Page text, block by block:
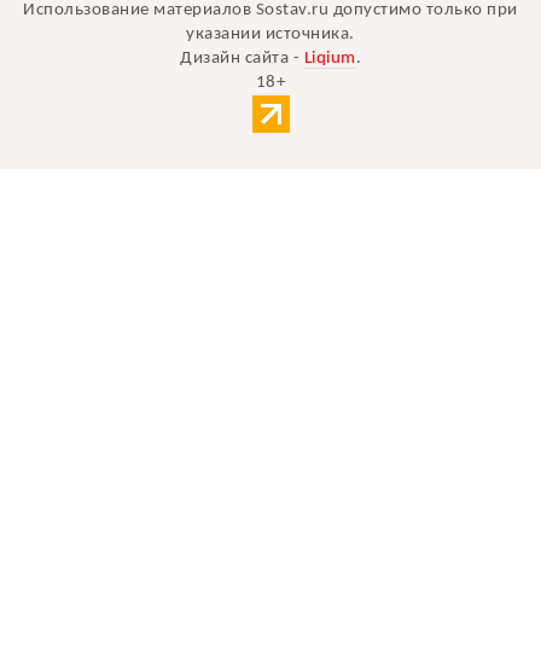
Использование материалов Sostav.ru допустимо только при
указании источника.
Дизайн сайта - Liqium .
18+